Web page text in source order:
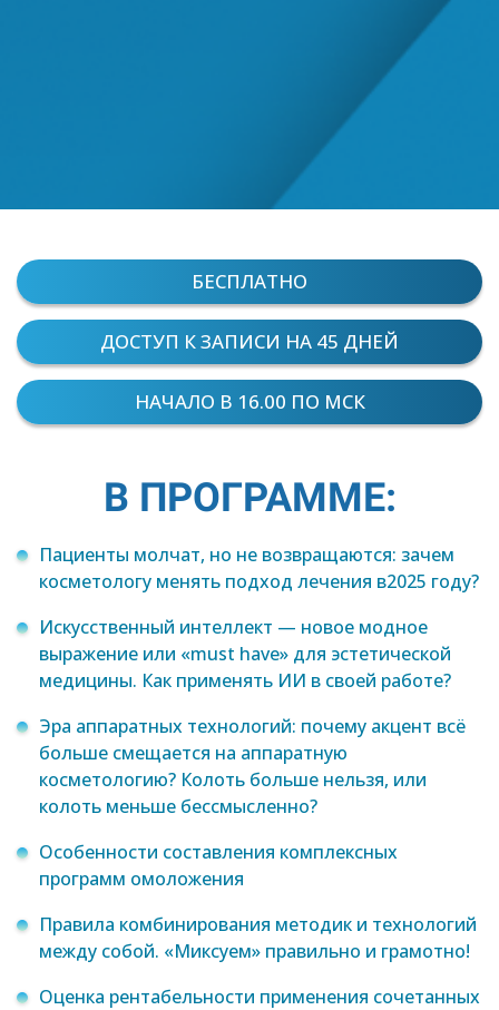
БЕСПЛАТНО
ДОСТУП К ЗАПИСИ НА 45 ДНЕЙ
НАЧАЛО В 16.00 ПО МСК
В ПРОГРАММЕ:
Пациенты молчат, но не возвращаются: зачем
косметологу менять подход лечения в2025 году?
Искусственный интеллект — новое модное
выражение или «must have» для эстетической
медицины. Как применять ИИ в своей работе?
Эра аппаратных технологий: почему акцент всё
больше смещается на аппаратную
косметологию? Колоть больше нельзя, или
колоть меньше бессмысленно?
Особенности составления комплексных
программ омоложения
Правила комбинирования методик и технологий
между собой. «Миксуем» правильно и грамотно!
Оценка рентабельности применения сочетанных